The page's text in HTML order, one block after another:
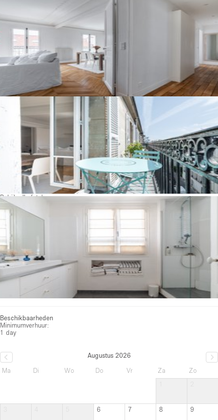
Bekijk alle foto's
Beschikbaarheden
Minimumverhuur:
1 day
Augustus 2026
Ma
Di Wo Do Vr Za
Zo
6 7 8 9